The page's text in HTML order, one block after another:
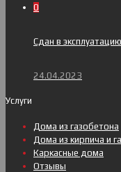
0
Сдан в
24.04.2023
Услуги
Дома из газобетона
Дома из кирпича и
Каркасные дома
Отзывы